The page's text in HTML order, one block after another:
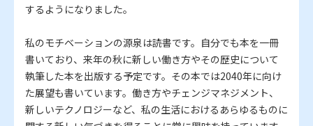
するようになりました。
私のモチベーションの源泉は読書です。自分でも本を一冊
書いており、来年の秋に新しい働き方やその歴史について
執筆した本を出版する予定です。その本では2040年に向け
た展望も書いています。働き方やチェンジマネジメント、
新しいテクノロジーなど、私の生活におけるあらゆるものに